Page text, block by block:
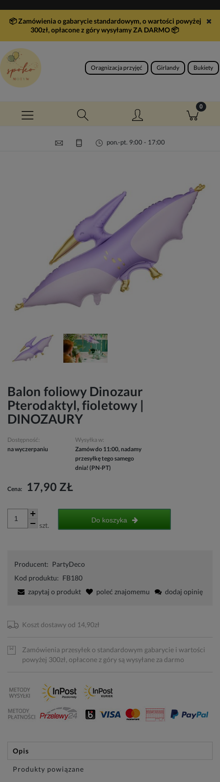
📦 Zamówienia o gabarycie standardowym, o wartości powyżej
300zł, opłacone z góry wysyłamy ZA DARMO📦
Oragnizacja przyjęć Girlandy Bukiety
pon.-pt. 9:00 - 17:00
Balon foliowy Dinozaur
Pterodaktyl, fioletowy |
DINOZAURY
Dostępność:
na wyczerpaniu
Wysyłka w:
Zamów do 11:00, nadamy
przesyłkę tego samego
dnia! (PN-PT)
Cena: 17,90 ZŁ
szt.
Do koszyka
Producent: PartyDeco
Kod produktu: FB180
zapytaj o produkt
poleć znajomemu dodaj opinię
Koszt dostawy od 14,90zł
Zamówienia przesyłek o standardowym gabarycie i wartości
powyżej 300zł, opłacone z góry są wysyłane za darmo
Opis
Produkty powiązane